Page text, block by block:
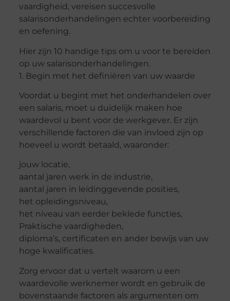
vaardigheid, vereisen succesvolle
salarisonderhandelingen echter voorbereiding
en oefening.
Hier zijn 10 handige tips om u voor te bereiden
op uw salarisonderhandelingen.
1. Begin met het definiëren van uw waarde
Voordat u begint met het onderhandelen over
een salaris, moet u duidelijk maken hoe
waardevol u bent voor de werkgever. Er zijn
verschillende factoren die van invloed zijn op
hoeveel u wordt betaald, waaronder:
jouw locatie,
aantal jaren werk in de industrie,
aantal jaren in leidinggevende posities,
het opleidingsniveau,
het niveau van eerder beklede functies,
Praktische vaardigheden,
diploma’s, certificaten en ander bewijs van uw
hoge kwalificaties.
Zorg ervoor dat u vertelt waarom u een
waardevolle werknemer wordt en gebruik de
bovenstaande factoren als argumenten om